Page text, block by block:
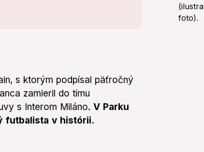
s ktorým podpísal päťročný
zamieril do tímu
s Interom Miláno. V Parku
futbalista v histórii.